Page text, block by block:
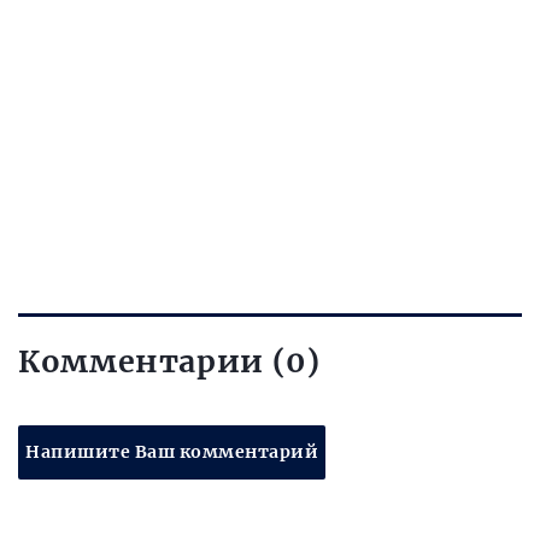
Комментарии (0)
Напишите Ваш комментарий